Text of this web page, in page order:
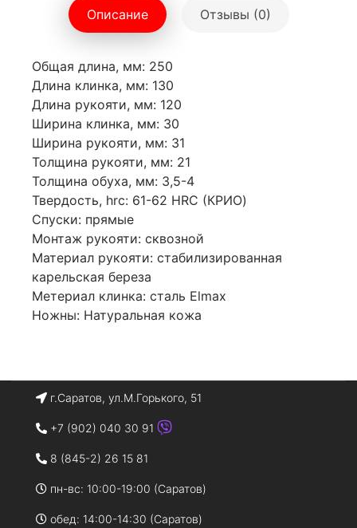
Описание Отзывы (0)
Общая длина, мм: 250
Длина клинка, мм: 130
Длина рукояти, мм: 120
Ширина клинка, мм: 30
Ширина рукояти, мм: 31
Толщина рукояти, мм: 21
Толщина обуха, мм: 3,5-4
Твердость, hrc: 61-62 HRC (КРИО)
Спуски: прямые
Монтаж рукояти: сквозной
Материал рукояти: стабилизированная
карельская береза
Метериал клинка: сталь Elmax
Ножны: Натуральная кожа
г.Саратов, ул.М.Горького, 51
+7 (902) 040 30 91
8 (845-2) 26 15 81
пн-вс: 10:00-19:00 (Саратов)
обед: 14:00-14:30 (Саратов)